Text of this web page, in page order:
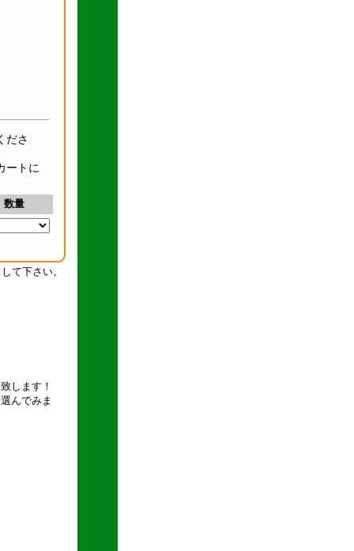
ださ
ートに
数量
て下さい。
します！
んでみま